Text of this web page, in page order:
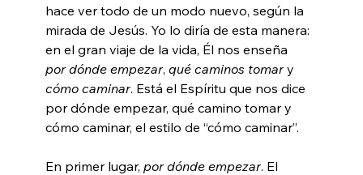
hace ver todo de un modo nuevo, según la
mirada de Jesús. Yo lo diría de esta manera:
en el gran viaje de la vida, Él nos enseña
por dónde empezar, qué caminos tomar y
cómo caminar. Está el Espíritu que nos dice
por dónde empezar, qué camino tomar y
cómo caminar, el estilo de “cómo caminar”.
En primer lugar, por dónde empezar. El